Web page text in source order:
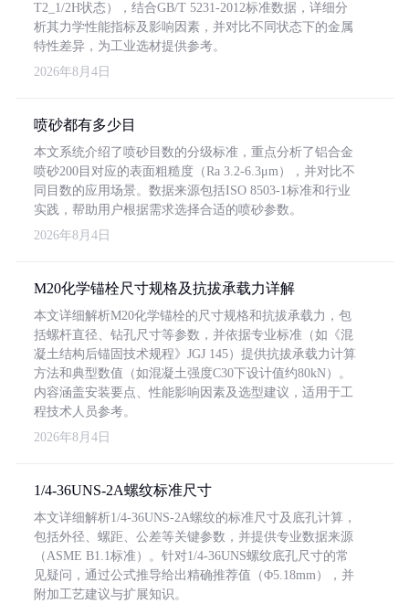
T2_1/2H状态），结合GB/T 5231-2012标准数据，详细分
析其力学性能指标及影响因素，并对比不同状态下的金属
特性差异，为工业选材提供参考。
2026年8月4日
喷砂都有多少目
本文系统介绍了喷砂目数的分级标准，重点分析了铝合金
喷砂200目对应的表面粗糙度（Ra 3.2-6.3μm），并对比不
同目数的应用场景。数据来源包括ISO 8503-1标准和行业
实践，帮助用户根据需求选择合适的喷砂参数。
2026年8月4日
M20化学锚栓尺寸规格及抗拔承载力详解
本文详细解析M20化学锚栓的尺寸规格和抗拔承载力，包
括螺杆直径、钻孔尺寸等参数，并依据专业标准（如《混
凝土结构后锚固技术规程》JGJ 145）提供抗拔承载力计算
方法和典型数值（如混凝土强度C30下设计值约80kN）。
内容涵盖安装要点、性能影响因素及选型建议，适用于工
程技术人员参考。
2026年8月4日
1/4-36UNS-2A螺纹标准尺寸
本文详细解析1/4-36UNS-2A螺纹的标准尺寸及底孔计算，
包括外径、螺距、公差等关键参数，并提供专业数据来源
（ASME B1.1标准）。针对1/4-36UNS螺纹底孔尺寸的常
见疑问，通过公式推导给出精确推荐值（Φ5.18mm），并
附加工艺建议与扩展知识。